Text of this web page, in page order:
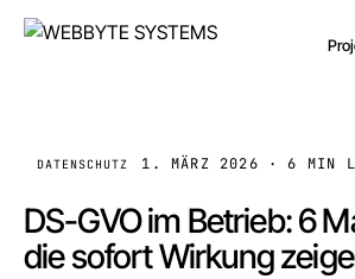
DATENSCHUTZ 1. MÄRZ 2026 ·6 MIN
DS-GVO im Betrieb: 6
die sofort Wirkung